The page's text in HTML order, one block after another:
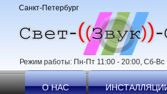
Режим работы: Пн-Пт 11:00 - 20:00, Сб-Вс
Санкт-Петербург
О НАС